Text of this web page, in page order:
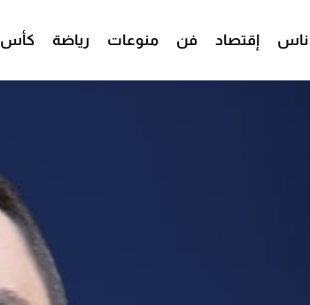
ناس إقتصاد فن منوعات رياضة كأس